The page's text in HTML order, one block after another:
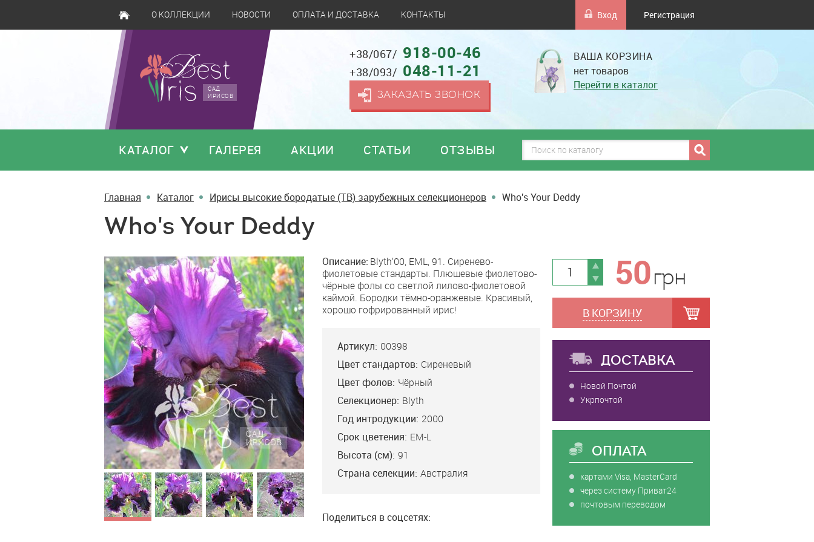
О КОЛЛЕКЦИИ НОВОСТИ ОПЛАТА И ДОСТАВКА КОНТАКТЫ Вход Регистрация
САД
ИРИСОВ
+38/067/ 918-00-46
+38/093/ 048-11-21
ЗАКАЗАТЬ ЗВОНОК
ВАША КОРЗИНА
нет товаров
Перейти в каталог
КАТАЛОГ ГАЛЕРЕЯ АКЦИИ СТАТЬИ ОТЗЫВЫ
Главная Каталог Ирисы высокие бородатые (TB) зарубежных селекционеров Who's Your Deddy
Who's Your Deddy
Who's
Your
Deddy
Описание: Blyth’00, ЕML, 91. Сиренево-
фиолетовые стандарты. Плюшевые фиолетово-
чёрные фолы со светлой лилово-фиолетовой
каймой. Бородки тёмно-оранжевые. Красивый,
хорошо гофрированный ирис!
Артикул: 00398
Цвет стандартов: Сиреневый
Цвет фолов: Чёрный
Селекционер: Blyth
Год интродукции: 2000
Срок цветения: EM-L
Высота (см): 91
Страна селекции: Австралия
Поделиться в соцсетях:
грн
50грн
В КОРЗИНУ
ДОСТАВКА
Новой Почтой
Укрпочтой
ОПЛАТА
картами Visa, MasterCard
через систему Приват24
почтовым переводом
Strut
Johnson’09, ML, 86,
HM’12. Орхидейные
стандарты, бархатисто-
чёрные фолы
обрамлены узкой
Accessible
Ghio’08, EM, 91. Розово-
пурпурные стандарты и
такая же, немного более
тёмная кайма на
вишнёво чёрных фолах